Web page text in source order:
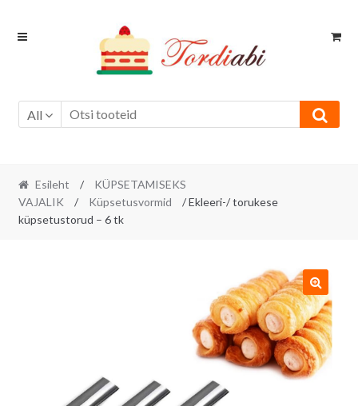
Skip
Skip
All
Esileht /
KÜPSETAMISEKS
VAJALIK
/ Küpsetusvormid
/ Ekleeri-/ torukese
küpsetustorud – 6 tk